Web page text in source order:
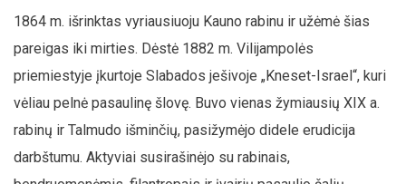
1864 m. išrinktas vyriausiuoju Kauno rabinu ir užėmė šias
pareigas iki mirties. Dėstė 1882 m. Vilijampolės
priemiestyje įkurtoje Slabados ješivoje „Kneset-Israel“, kuri
vėliau pelnė pasaulinę šlovę. Buvo vienas žymiausių XIX a.
rabinų ir Talmudo išminčių, pasižymėjo didele erudicija
darbštumu. Aktyviai susirašinėjo su rabinais,